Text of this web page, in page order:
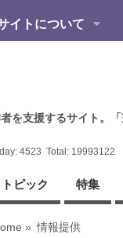
イトについて
を支援するサイト。
4523 Total: 19993122
トピック 特集
» 情報提供